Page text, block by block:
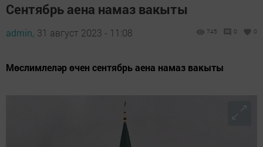
Сентябрь аена намаз вакыты
admin, 31 август 2023 - 11:08 745 0 0
Мөслимлеләр өчен сентябрь аена намаз вакыты